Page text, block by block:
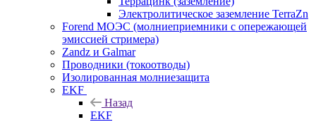
Электролитическое заземление TerraZn
Forend МОЭС (молниеприемники с опережающей
эмиссией стримера)
Zandz и Galmar
Проводники (токоотводы)
Изолированная молниезащита
EKF
Назад
EKF